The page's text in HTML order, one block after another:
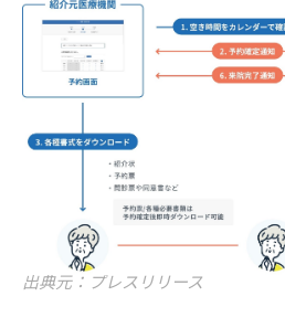
出典元：プレスリリース